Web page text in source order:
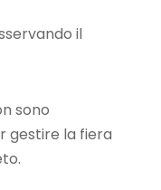
il
sono
gestire la fiera